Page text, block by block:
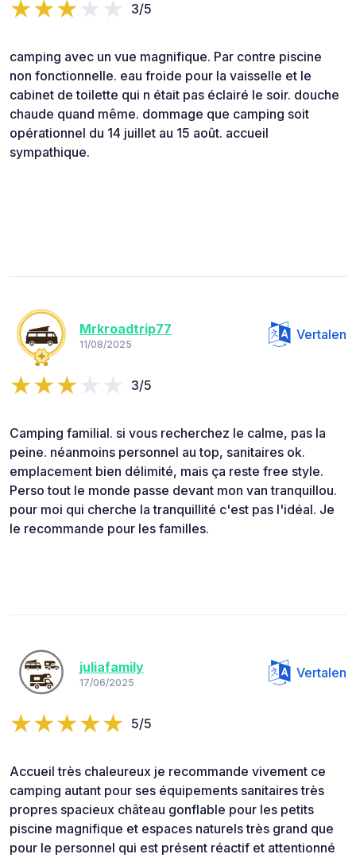
3/5
camping avec un vue magnifique. Par contre piscine
non fonctionnelle. eau froide pour la vaisselle et le
cabinet de toilette qui n était pas éclairé le soir. douche
chaude quand même. dommage que camping soit
opérationnel du 14 juillet au 15 août. accueil
sympathique.
Mrkroadtrip77
11/08/2025
Vertalen
3/5
Camping familial. si vous recherchez le calme, pas la
peine. néanmoins personnel au top, sanitaires ok.
emplacement bien délimité, mais ça reste free style.
Perso tout le monde passe devant mon van tranquillou.
pour moi qui cherche la tranquillité c'est pas l'idéal. Je
le recommande pour les familles.
juliafamily
17/06/2025
Vertalen
5/5
Accueil très chaleureux je recommande vivement ce
camping autant pour ses équipements sanitaires très
propres spacieux château gonflable pour les petits
piscine magnifique et espaces naturels très grand que
pour le personnel qui est présent réactif et attentionné